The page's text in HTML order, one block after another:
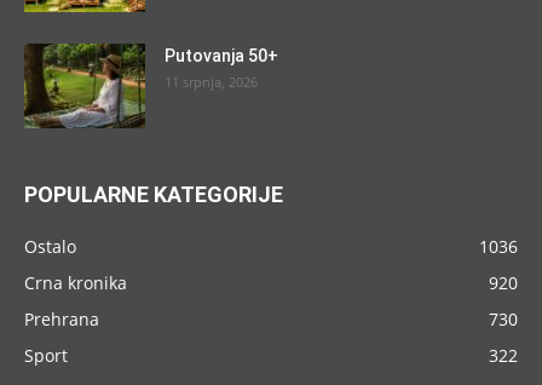
Putovanja 50+
11 srpnja, 2026
POPULARNE KATEGORIJE
Ostalo
1036
Crna kronika
920
Prehrana
730
Sport
322